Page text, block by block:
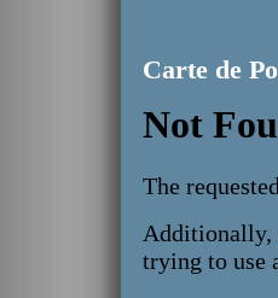
Carte de